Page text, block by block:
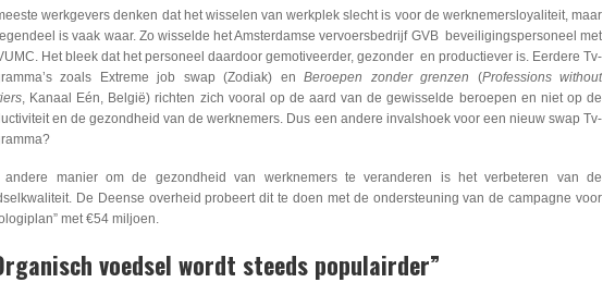
werkgevers denken dat het wisselen van werkplek slecht is voor de werknemersloyaliteit, maar
is vaak waar. Zo wisselde het Amsterdamse vervoersbedrijf GVB beveiligingspersoneel met
Het bleek dat het personeel daardoor gemotiveerder, gezonder en productiever is. Eerdere Tv-
zoals Extreme job swap (Zodiak) enBeroepen zonder grenzen (Professions without
, Kanaal Eén, België) richten zich vooral op de aard van de gewisselde beroepen en niet op de
en de gezondheid van de werknemers. Dus een andere invalshoek voor een nieuw swap Tv-
andere manier om de gezondheid van werknemers te veranderen is het verbeteren van de
De Deense overheid probeert dit te doen met de ondersteuning van de campagne voor
met €54 miljoen.
voedsel wordt steeds populairder”